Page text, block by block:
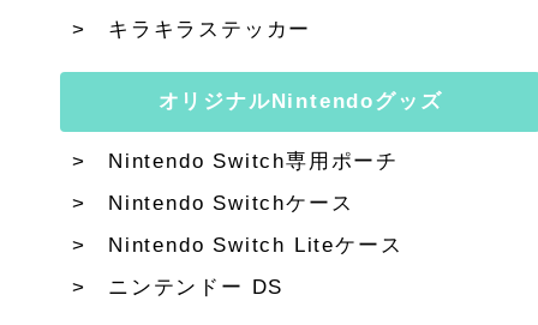
キラキラステッカー
オリジナルNintendoグッズ
Nintendo Switch専用ポーチ
Nintendo Switchケース
Nintendo Switch Liteケース
ニンテンドー DS